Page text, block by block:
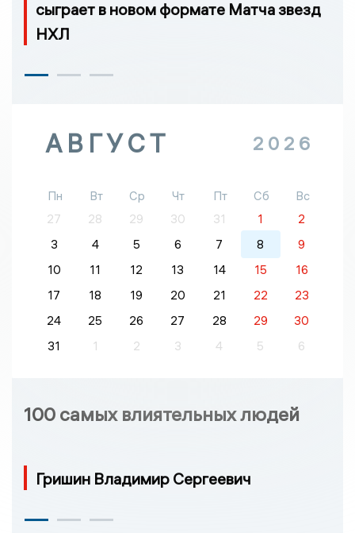
сыграет в новом формате Матча звезд
НХЛ
АВГУСТ 2026
Пн Вт Ср Чт Пт Сб
Вс
27
28 29 30 31 1
2
3
4 5 6 7 8
9
10
11 12 13 14 15
16
17
18 19 20 21 22
23
24
25 26 27 28 29
30
31
1 2 3 4 5 6
100 самых влиятельных людей
Гришин Владимир Сергеевич